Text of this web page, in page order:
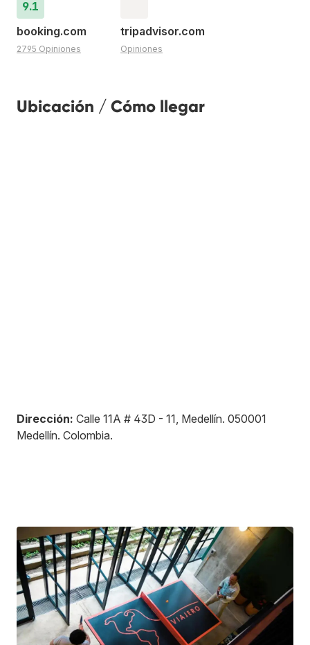
9.1
booking.com
2795 Opiniones
tripadvisor.com
Opiniones
Ubicación / Cómo llegar
Dirección: Calle 11A # 43D - 11, Medellín. 050001
Medellín. Colombia.